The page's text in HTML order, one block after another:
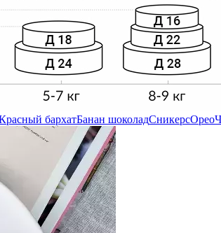
бархатБанан шоколадСникерсОрео